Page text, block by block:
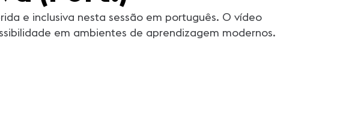
e inclusiva nesta sessão em português. O vídeo
em ambientes de aprendizagem modernos.